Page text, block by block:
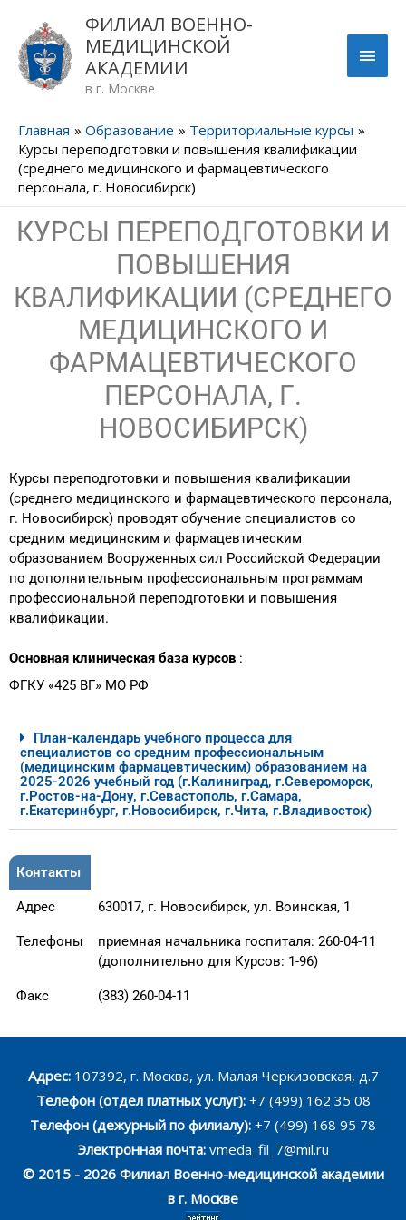
содержимому
ФИЛИАЛ ВОЕННО-
МЕДИЦИНСКОЙ
АКАДЕМИИ
в г. Москве
Главная Образование
Территориальные курсы
Курсы переподготовки и повышения квалификации
(среднего медицинского и фармацевтического
персонала, г. Новосибирск)
КУРСЫ ПЕРЕПОДГОТОВКИ И
ПОВЫШЕНИЯ
КВАЛИФИКАЦИИ (СРЕДНЕГО
МЕДИЦИНСКОГО И
ФАРМАЦЕВТИЧЕСКОГО
ПЕРСОНАЛА, Г.
НОВОСИБИРСК)
Курсы переподготовки и повышения квалификации
(среднего медицинского и фармацевтического персонала,
г. Новосибирск) проводят обучение специалистов со
средним медицинским и фармацевтическим
образованием Вооруженных сил Российской Федерации
по дополнительным профессиональным программам
профессиональной переподготовки и повышения
квалификации.
Основная клиническая база курсов :
ФГКУ «425 ВГ» МО РФ
План-календарь учебного процесса для
специалистов со средним профессиональным
(медицинским фармацевтическим) образованием на
2025-2026 учебный год (г.Калиниград, г.Североморск,
г.Ростов-на-Дону, г.Севастополь, г.Самара,
г.Екатеринбург, г.Новосибирск, г.Чита, г.Владивосток)
Контакты
Адрес 630017, г. Новосибирск, ул. Воинская, 1
Телефоны
приемная начальника госпиталя: 260-04-11
(дополнительно для Курсов: 1-96)
Факс (383) 260-04-11
Адрес:107392, г. Москва, ул. Малая Черкизовская, д.7
Телефон (отдел платных услуг):+7 (499) 162 35 08
Телефон (дежурный по филиалу): +7 (499) 168 95 78
Электронная почта: vmeda_fil_7@mil.ru
© 2015 - 2026 Филиал Военно-медицинской академии
в г. Москве